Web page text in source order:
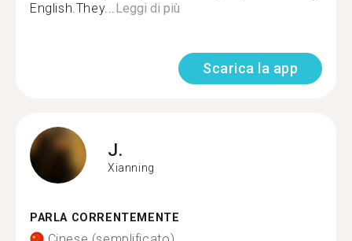
English.They...Leggi di più
Scarica la app
J.
Xianning
PARLA CORRENTEMENTE